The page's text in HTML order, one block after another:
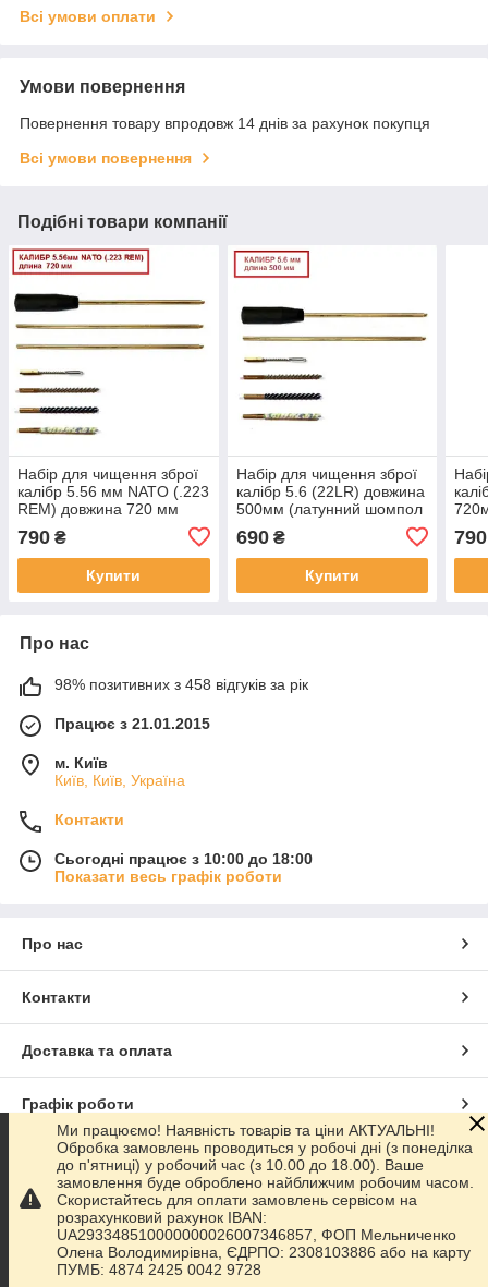
Всі умови оплати
Умови повернення
Повернення товару впродовж 14 днів за рахунок покупця
Всі умови повернення
Подібні товари компанії
Набір для чищення зброї
калібр 5.56 мм NATO (.223
REM) довжина 720 мм
чотири насадки)
790 ₴
Купити
Набір для чищення зброї
калібр 5.6 (22LR) довжина
500мм (латунний шомпол
690₴
Купити
790
Про нас
98% позитивних з 458 відгуків за рік
Працює з 21.01.2015
м. Київ
Київ, Київ, Україна
Контакти
Сьогодні працює з 10:00 до 18:00
Показати весь графік роботи
Про нас
Контакти
Доставка та оплата
Графік роботи
Повна версія сайту
Сайт створено на маркетплейсіProm.ua
Політика конфіденційності
Ми працюємо! Наявність товарів та ціни АКТУАЛЬНІ!
Обробка замовлень проводиться у робочі дні (з понеділка
до п'ятниці) у робочий час (з 10.00 до 18.00). Ваше
замовлення буде оброблено найближчим робочим часом.
Скористайтесь для оплати замовлень сервісом на
розрахунковий рахунок IBAN:
UA293348510000000026007346857, ФОП Мельниченко
Олена Володимирівна, ЄДРПО: 2308103886 або на карту
ПУМБ: 4874 2425 0042 9728